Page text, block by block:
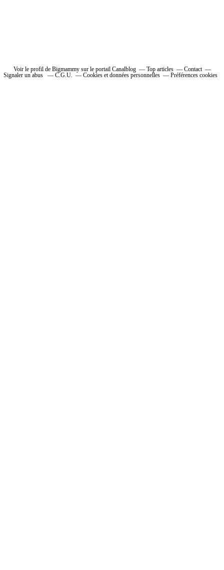
Voir le profil de Bigmammy sur le portail Canalblog Top articles
Contact
Signaler un abus
C.G.U. Cookies et données personnelles Préférences cookies